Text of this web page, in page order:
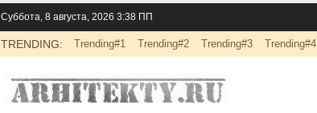
Суббота, 8 августа, 2026 3:38 ПП
TRENDING: Trending#1 Trending#2 Trending#3 Trending#4